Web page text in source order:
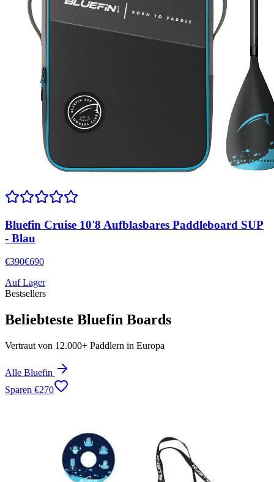
Bluefin Cruise 10'8 Aufblasbares Paddleboard SUP
- Blau
€390€690
Auf Lager
Bestsellers
Beliebteste Bluefin Boards
Vertraut von 12.000+ Paddlern in Europa
Alle Bluefin
Sparen €270